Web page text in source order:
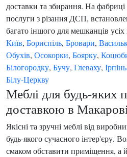
доставки та збирання. На
послуги з різання ДСП,
багато іншого для мешканців усіх
Київ, Бориспіль, Бровари,
Обухів, Осокорки, Боярку,
Білогородку, Бучу, Глеваху, Ірпінь
Білу-Церкву
Меблі для будь-яких
доставкою в
Якісні та зручні меблі від
будь-якого сучасного інтер'єру.
смаком обставити приміщення, а